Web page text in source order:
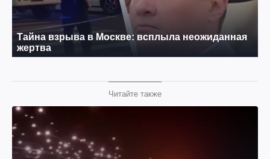
Читайте также